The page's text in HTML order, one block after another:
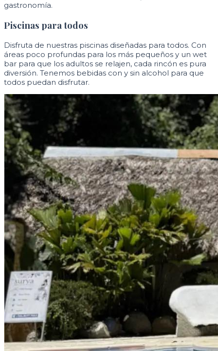
gastronomía.
Piscinas para todos
Disfruta de nuestras piscinas diseñadas para todos. Con
áreas poco profundas para los más pequeños y un wet
bar para que los adultos se relajen, cada rincón es pura
diversión. Tenemos bebidas con y sin alcohol para que
todos puedan disfrutar.